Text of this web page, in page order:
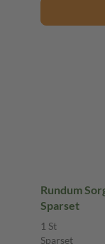
Rundum
Sparset
1 St
Sparset